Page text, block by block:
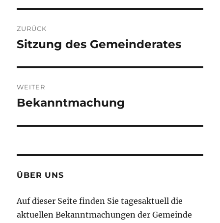
ZURÜCK
Vorheriger
Sitzung des Gemeinderates
WEITER
Nächster
Bekanntmachung
ÜBER UNS
Auf dieser Seite finden Sie tagesaktuell die
aktuellen Bekanntmachungen der Gemeinde